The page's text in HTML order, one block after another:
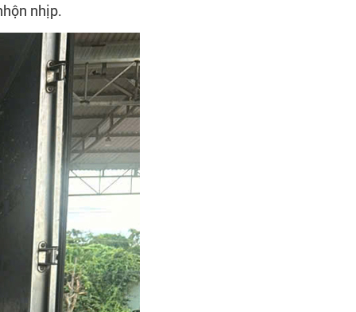
nhịp.